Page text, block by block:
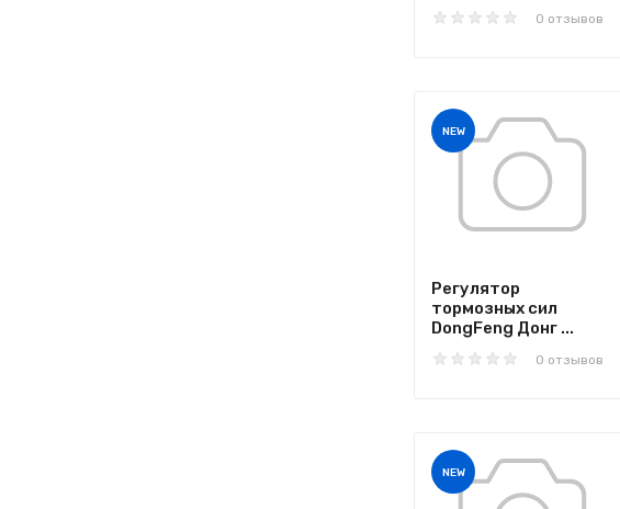
0 отзывов
NEW
Регулятор
тормозных сил
DongFeng Донг ...
0 отзывов
NEW